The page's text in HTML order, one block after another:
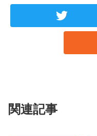
関連記事